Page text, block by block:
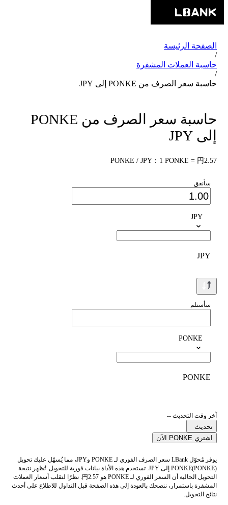
الصفحة الرئيسة
/
حاسبة العملات المشفرة
/
حاسبة سعر الصرف من PONKE إلى JPY
حاسبة سعر الصرف من PONKE
إلى JPY
PONKE / JPY：1 PONKE = 円2.57
سأنفق
JPY
JPY
سأستلم
PONKE
PONKE
آخر وقت التحديث --
تحديث
اشتري PONKE الآن
يوفر مُحوّل LBank سعر الصرف الفوري لـ PONKE وJPY، مما يُسهّل عليك تحويل
PONKE(PONKE) إلى JPY. تستخدم هذه الأداة بيانات فورية للتحويل. تُظهر نتيجة
التحويل الحالية أن السعر الفوري لـ PONKE هو 円2.57. نظرًا لتقلب أسعار العملات
المشفرة باستمرار، ننصحك بالعودة إلى هذه الصفحة قبل التداول للاطلاع على أحدث
نتائج التحويل.